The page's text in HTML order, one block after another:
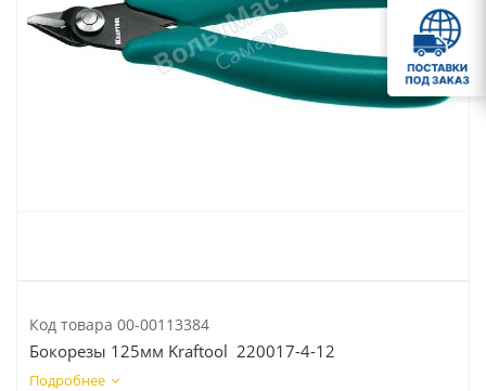
Код товара 00-00113384
Бокорезы 125мм Kraftool 220017-4-12
Подробнее